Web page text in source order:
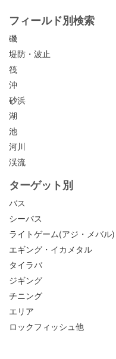
フィールド別検索
磯
堤防・波止
筏
沖
砂浜
湖
池
河川
渓流
ターゲット別
バス
シーバス
ライトゲーム(アジ・メバル)
エギング・イカメタル
タイラバ
ジギング
チニング
エリア
ロックフィッシュ他